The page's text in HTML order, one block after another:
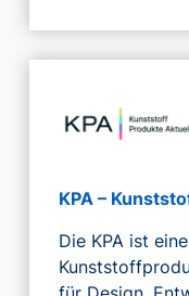
KPA –
Die KPA ist